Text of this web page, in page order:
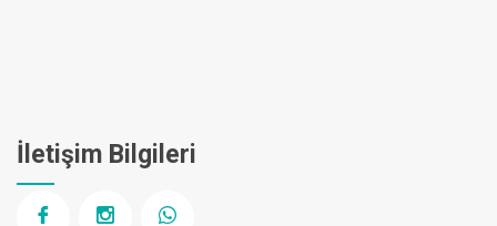
İletişim Bilgileri